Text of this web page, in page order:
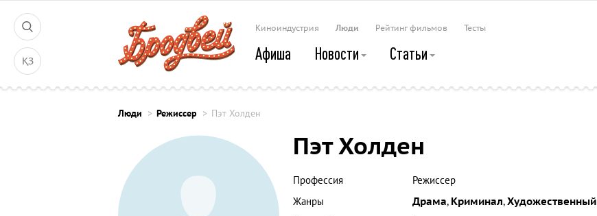
ҚЗ
Киноиндустрия Люди Рейтинг фильмов Тесты
Афиша Новости Статьи
Люди Режиссер Пэт Холден
Пэт Холден
Профессия
Режиссер
Жанры
Драма, Криминал,Художественный